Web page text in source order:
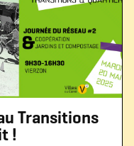
Transitions
!